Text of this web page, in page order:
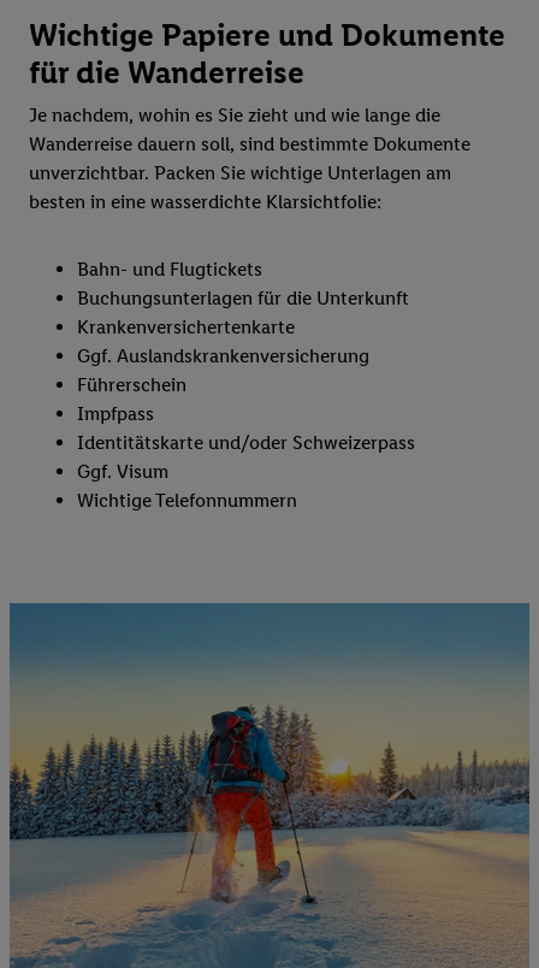
Wichtige Papiere und Dokumente
für die Wanderreise
Je nachdem, wohin es Sie zieht und wie lange die
Wanderreise dauern soll, sind bestimmte Dokumente
unverzichtbar. Packen Sie wichtige Unterlagen am
besten in eine wasserdichte Klarsichtfolie:
Bahn- und Flugtickets
Buchungsunterlagen für die Unterkunft
Krankenversichertenkarte
Ggf. Auslandskrankenversicherung
Führerschein
Impfpass
Identitätskarte und/oder Schweizerpass
Ggf. Visum
Wichtige Telefonnummern